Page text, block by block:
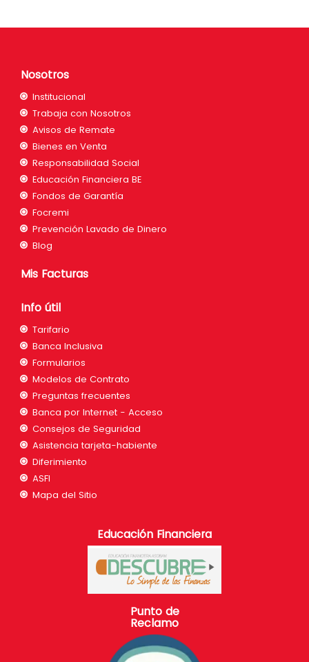
Nosotros
Institucional
Trabaja con Nosotros
Avisos de Remate
Bienes en Venta
Responsabilidad Social
Educación Financiera BE
Fondos de Garantía
Focremi
Prevención Lavado de Dinero
Blog
Mis Facturas
Info útil
Tarifario
Banca Inclusiva
Formularios
Modelos de Contrato
Preguntas frecuentes
Banca por Internet - Acceso
Consejos de Seguridad
Asistencia tarjeta-habiente
Diferimiento
ASFI
Mapa del Sitio
Educación Financiera
Punto de
Reclamo